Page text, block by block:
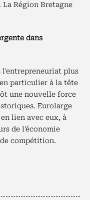
Région Bretagne
dans
l'entrepreneuriat plus
particulier à la tête
une nouvelle force
Eurolarge
lien avec eux, à
de l'économie
compétition.